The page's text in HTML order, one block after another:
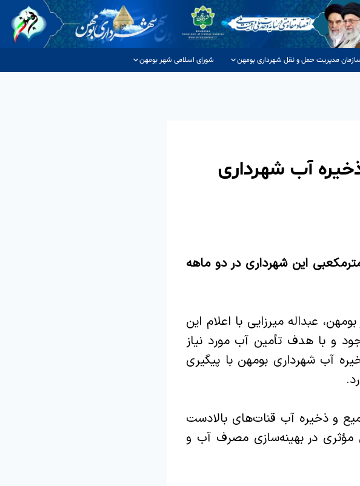
مدیریت حمل و نقل شهرداری بومهن شورای اسلامی شهر بومهن
آب شهرداری
بومهن از تکمیل پروژه احداث مخزن آب ۲۰۰۰ مترمکعبی این شهرداری در دو ماهه
عبداله میرزایی با اعلام این
و با هدف تأمین آب مورد نیاز
آب شهرداری بومهن با پیگیری‌
و ذخیره آب قنات‌های بالادست
متر مکعب، نقش مؤثری در بهینه‌سازی مصرف آب و